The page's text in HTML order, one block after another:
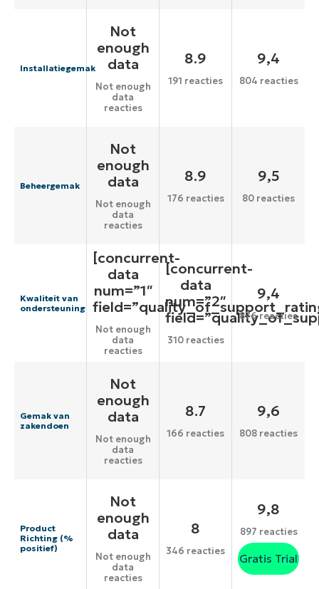
Installatiegemak
Not
enough
data
Not enough
data
reacties
8.9
191 reacties
9,4
804 reacties
Beheergemak
Not
enough
data
Not enough
data
reacties
8.9
176 reacties
9,5
80 reacties
Kwaliteit van
ondersteuning
[concurrent-
data
num=”1″
Not enough
data
reacties
[concurrent-
data
num=”2″
310 reacties
9,4
876 reacties
Gemak van
zakendoen
Not
enough
data
Not enough
data
reacties
8.7
166 reacties
9,6
808 reacties
Product
Richting (%
positief)
Not
enough
data
Not enough
data
reacties
8
346 reacties
9,8
897 reacties
Gratis Trial